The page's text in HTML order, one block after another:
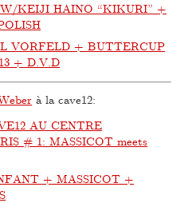
KEIJI HAINO “KIKURI” +
VORFELD + BUTTERCUP
+ D.V.D
à la cave12:
AU CENTRE
# 1: MASSICOT meets
+ MASSICOT +